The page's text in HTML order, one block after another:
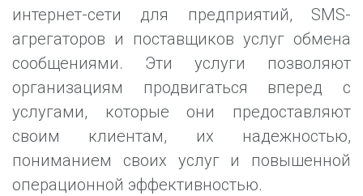
интернет-сети для предприятий, SMS-
агрегаторов и поставщиков услуг обмена
сообщениями. Эти услуги позволяют
организациям продвигаться вперед с
услугами, которые они предоставляют
своим клиентам, их надежностью,
пониманием своих услуг и повышенной
операционной эффективностью.